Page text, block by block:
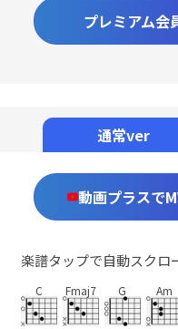
プレミアム会
通常ver
動画プラスで
楽譜タップで自動スクロ
C Fmaj7 G Am